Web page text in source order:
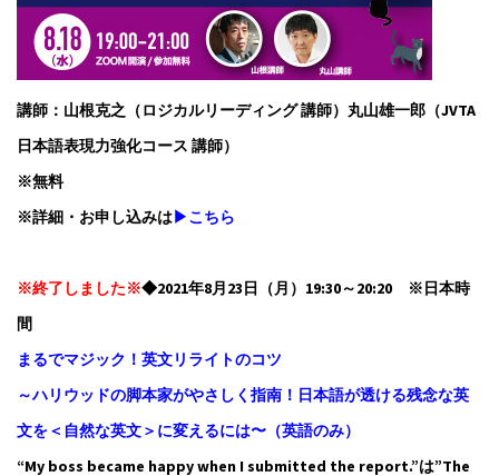
講師：山根克之（ロジカルリーディング 講師）丸山雄一郎（JVTA
日本語表現力強化コース 講師）
※無料
※詳細・お申し込みは▶こちら
※終了しました※◆2021年8月23日（月）19:30～20:20 ※日本時
間
まるでマジック！英文リライトのコツ
～ハリウッドの脚本家がやさしく指南！日本語が透ける残念な英
文を＜自然な英文＞に変えるには〜（英語のみ）
“My boss became happy when I submitted the report.”は”The